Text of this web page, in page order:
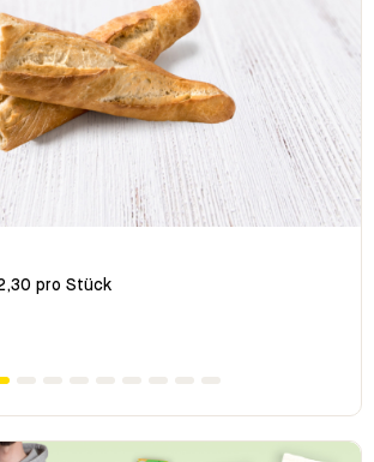
pro Stück